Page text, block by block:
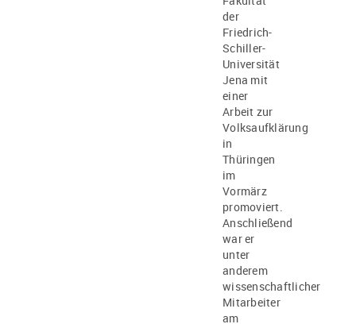
der
Friedrich-
Schiller-
Universität
Jena mit
einer
Arbeit zur
Volksaufklärung
in
Thüringen
im
Vormärz
promoviert.
Anschließend
war er
unter
anderem
wissenschaftlicher
Mitarbeiter
am